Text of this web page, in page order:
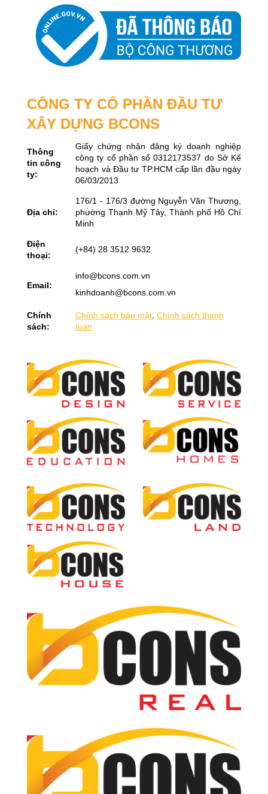
CÔNG TY CỔ PHẦN ĐẦU TƯ
XÂY DỰNG BCONS
Thông
tin công
ty:
Giấy chứng nhận đăng ký doanh nghiệp
công ty cổ phần số 0312173537 do Sở Kế
hoạch và Đầu tư TP.HCM cấp lần đầu ngày
06/03/2013
Địa chỉ:
176/1 - 176/3 đường Nguyễn Văn Thương,
phường Thạnh Mỹ Tây, Thành phố Hồ Chí
Minh
Điện
thoại:
(+84) 28 3512 9632
Email:
info@bcons.com.vn
kinhdoanh@bcons.com.vn
Chính
sách:
Chính sách bảo mật, Chính sách thanh
toán